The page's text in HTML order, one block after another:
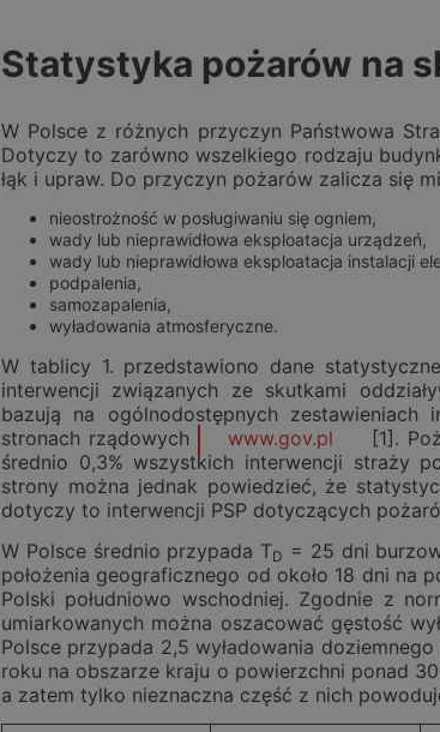
Statystyka pożarów na
W Polsce z różnych przyczyn Państwowa
Dotyczy to zarówno wszelkiego rodzaju
łąk i upraw. Do przyczyn pożarów zalicza się
nieostrożność w posługiwaniu się ogniem,
wady lub nieprawidłowa eksploatacja urządzeń,
wady lub nieprawidłowa eksploatacja instalacji
podpalenia,
samozapalenia,
wyładowania atmosferyczne.
W tablicy 1. przedstawiono dane
interwencji związanych ze skutkami
bazują na ogólnodostępnych zestawieniach
stronach rządowych
www.gov.pl
[1].
średnio 0,3% wszystkich interwencji straży
strony można jednak powiedzieć, że
dotyczy to interwencji PSP dotyczących
W Polsce średnio przypada TD = 25 dni
położenia geograficznego od około 18 dni na
Polski południowo wschodniej. Zgodnie z
umiarkowanych można oszacować gęstość
Polsce przypada 2,5 wyładowania
roku na obszarze kraju o powierzchni ponad
a zatem tylko nieznaczna część z nich